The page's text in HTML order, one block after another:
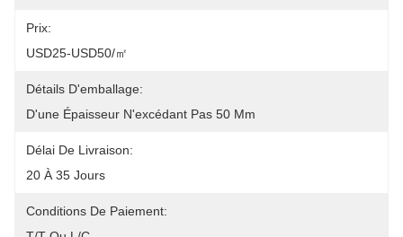
Prix:
USD25-USD50/㎡
Détails D'emballage:
D'une Épaisseur N'excédant Pas 50 Mm
Délai De Livraison:
20 À 35 Jours
Conditions De Paiement: